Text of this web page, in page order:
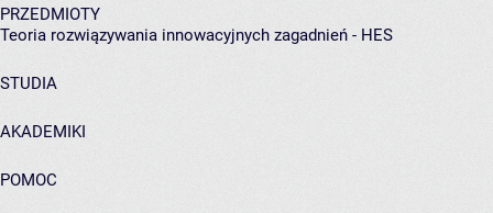
PRZEDMIOTY
Teoria rozwiązywania innowacyjnych zagadnień - HES
STUDIA
AKADEMIKI
POMOC